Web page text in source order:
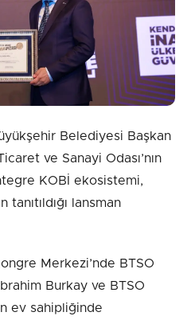
Gönder
Belediyesi Başkan
ve Sanayi Odası’nın
KOBİ ekosistemi,
tanıtıldığı lansman
Merkezi’nde BTSO
Burkay ve BTSO
ev sahipliğinde